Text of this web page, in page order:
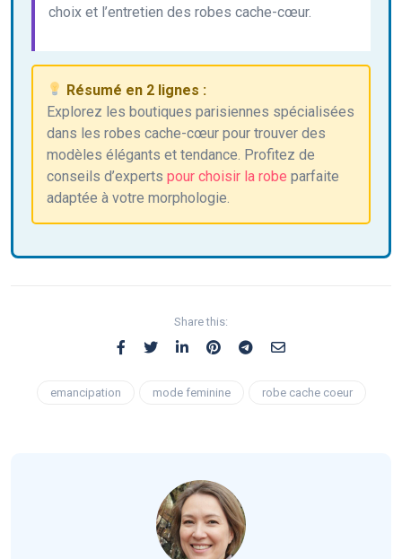
choix et l’entretien des robes cache-cœur.
Résumé en 2 lignes :
Explorez les boutiques parisiennes spécialisées
dans les robes cache-cœur pour trouver des
modèles élégants et tendance. Profitez de
conseils d’experts pour choisir la robe parfaite
adaptée à votre morphologie.
Share this:
emancipation mode feminine robe cache coeur